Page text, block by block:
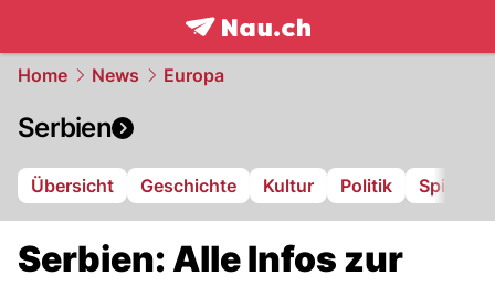
frontpage.NAU.ch
Home News Europa
Serbien
Übersicht Geschichte Kultur Politik Spielplan
Serbien: Alle Infos zur